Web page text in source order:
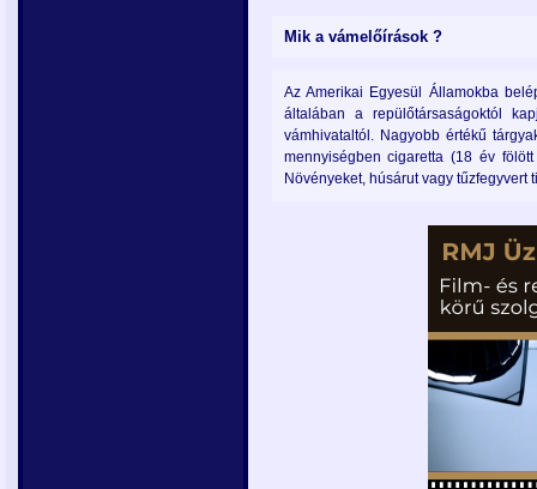
Mik a vámelőírások ?
Az Amerikai Egyesül Államokba
általában a repülőtársaságoktól
vámhivataltól. Nagyobb értékű
mennyiségben cigaretta (18 év
Növényeket, húsárut vagy tűzfegyvert